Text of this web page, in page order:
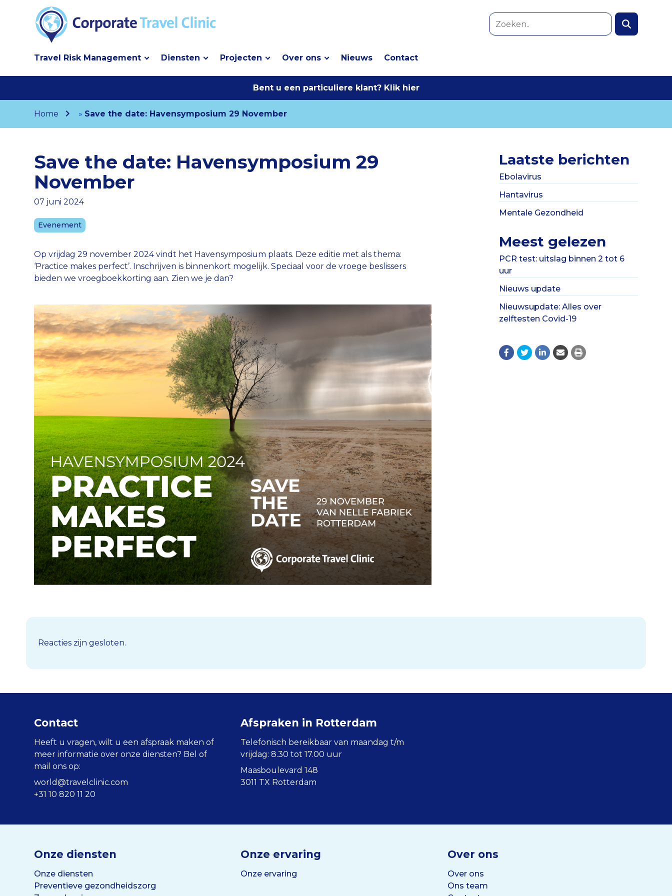
Travel Risk Management Diensten Projecten Over ons Nieuws Contact
Bent u een particuliere klant? Klik hier
Home » Save the date: Havensymposium 29 November
Save the date: Havensymposium 29
November
07 juni 2024
Evenement
Op vrijdag 29 november 2024 vindt het Havensymposium plaats. Deze editie met als thema:
‘Practice makes perfect’. Inschrijven is binnenkort mogelijk. Speciaal voor de vroege beslissers
bieden we vroegboekkorting aan. Zien we je dan?
Laatste berichten
Ebolavirus
Hantavirus
Mentale Gezondheid
Meest gelezen
PCR test: uitslag binnen 2 tot 6
uur
Nieuws update
Nieuwsupdate: Alles over
zelftesten Covid-19
Reacties zijn gesloten.
Contact
Heeft u vragen, wilt u een afspraak maken of
meer informatie over onze diensten? Bel of
mail ons op:
world@travelclinic.com
+31 10 820 11 20
Afspraken in Rotterdam
Telefonisch bereikbaar van maandag t/m
vrijdag: 8.30 tot 17.00 uur
Maasboulevard 148
3011 TX Rotterdam
Onze diensten
Onze diensten
Preventieve gezondheidszorg
Onze ervaring
Onze ervaring
Over ons
Over ons
Ons team